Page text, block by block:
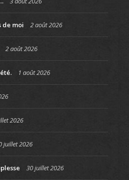
de moi 2 août 2026
2 août 2026
1 août 2026
2026
juillet 2026
30 juillet 2026